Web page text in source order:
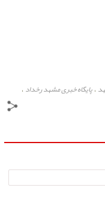
،پایگاه خبری مشهد رخداد ،